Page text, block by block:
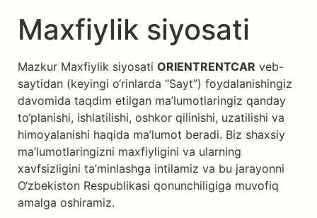
Maxfiylik siyosati
Mazkur Maxfiylik siyosati ORIENTRENTCAR veb-
saytidan (keyingi o‘rinlarda “Sayt”) foydalanishingiz
davomida taqdim etilgan ma’lumotlaringiz qanday
to‘planishi, ishlatilishi, oshkor qilinishi, uzatilishi va
himoyalanishi haqida ma’lumot beradi. Biz shaxsiy
ma’lumotlaringizni maxfiyligini va ularning
xavfsizligini ta’minlashga intilamiz va bu jarayonni
O‘zbekiston Respublikasi qonunchiligiga muvofiq
amalga oshiramiz.